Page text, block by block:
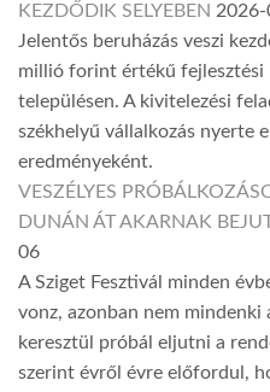
KEZDŐDIK SELYEBEN
Jelentős beruházás veszi
millió forint értékű fejlesztési
településen. A kivitelezési
székhelyű vállalkozás nyerte
eredményeként.
VESZÉLYES
DUNÁN ÁT AKARNAK
06
A Sziget Fesztivál minden
vonz, azonban nem
keresztül próbál eljutni a
szerint évről évre előfordul,